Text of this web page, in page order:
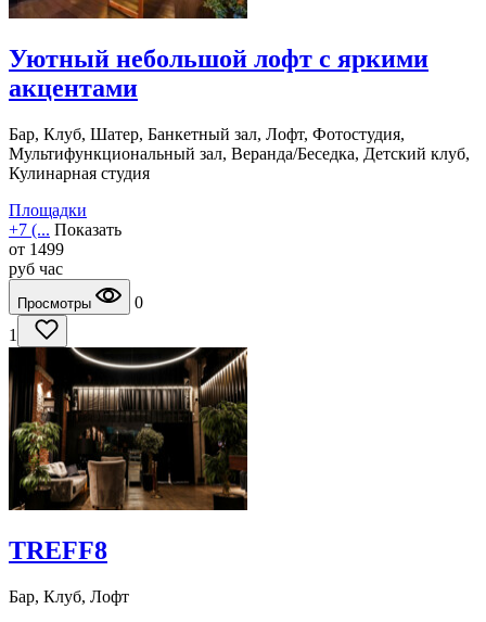
Уютный небольшой лофт с яркими
акцентами
Бар, Клуб, Шатер, Банкетный зал, Лофт, Фотостудия,
Мультифункциональный зал, Веранда/Беседка, Детский клуб,
Кулинарная студия
Площадки
+7 (... Показать
от 1499
руб час
Просмотры
0
1
TREFF8
Бар, Клуб, Лофт